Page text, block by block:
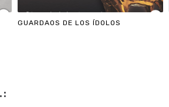
GUARDAOS DE LOS ÍDOLOS